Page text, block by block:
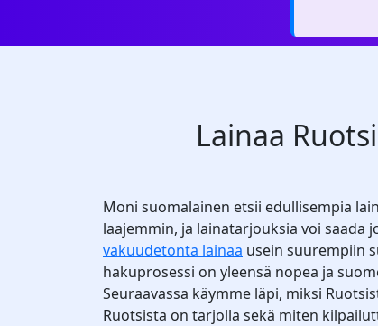
Lainaa
Moni suomalainen etsii edullisempia
laajemmin, ja lainatarjouksia voi
vakuudetonta lainaa usein suurempiin
hakuprosessi on yleensä nopea ja
Seuraavassa käymme läpi, miksi
Ruotsista on tarjolla sekä miten